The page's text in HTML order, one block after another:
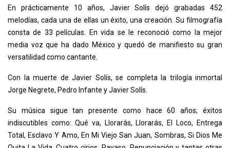
En prácticamente 10 años, Javier Solís dejó grabadas 452
melodías, cada una de ellas un éxito, una creación. Su filmografía
consta de 33 películas. En vida se le reconoció como la mejor
media voz que ha dado México y quedó de manifiesto su gran
versatilidad como cantante.
Con la muerte de Javier Solís, se completa la trilogía inmortal
Jorge Negrete, Pedro Infante y Javier Solís.
Su música sigue tan presente como hace 60 años; éxitos
indiscutibles como: Qué va, Llorarás, Llorarás, El Loco, Entrega
Total, Esclavo Y Amo, En Mi Viejo San Juan, Sombras, Si Dios Me